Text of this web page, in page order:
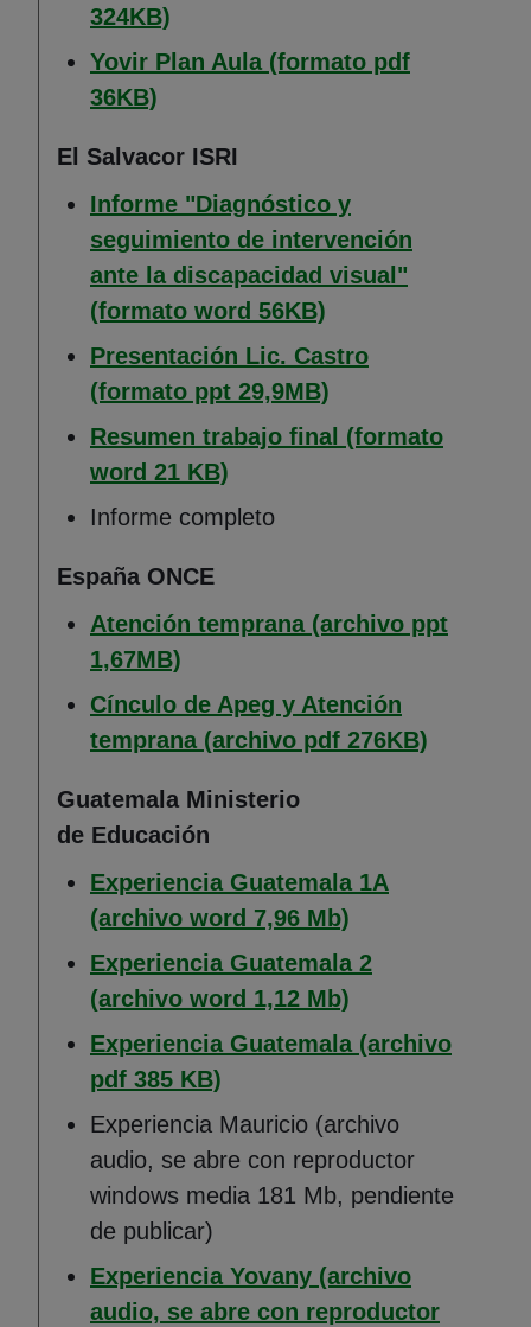
324KB)
Yovir Plan Aula (formato pdf
36KB)
El Salvacor ISRI
Informe "Diagnóstico y
seguimiento de intervención
ante la discapacidad visual"
(formato word 56KB)
Presentación Lic. Castro
(formato ppt 29,9MB)
Resumen trabajo final (formato
word 21 KB)
Informe completo
España ONCE
Atención temprana (archivo ppt
1,67MB)
Cínculo de Apeg y Atención
temprana (archivo pdf 276KB)
Guatemala Ministerio
de Educación
Experiencia Guatemala 1A
(archivo word 7,96 Mb)
Experiencia Guatemala 2
(archivo word 1,12 Mb)
Experiencia Guatemala (archivo
pdf 385 KB)
Experiencia Mauricio (archivo
audio, se abre con reproductor
windows media 181 Mb, pendiente
de publicar)
Experiencia Yovany (archivo
audio, se abre con reproductor